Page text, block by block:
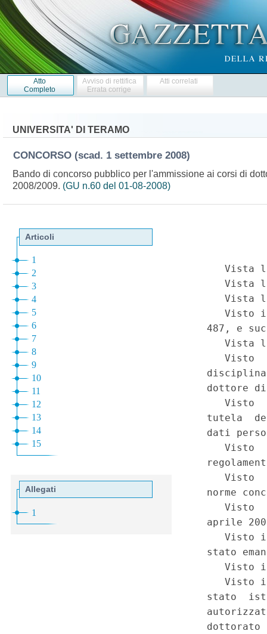
Atto
Completo
Avviso di rettifica
Errata corrige
Atti correlati
UNIVERSITA' DI TERAMO
CONCORSO (scad. 1 settembre 2008)
Bando di concorso pubblico per l'ammissione ai corsi di
2008/2009. (GU n.60 del 01-08-2008)